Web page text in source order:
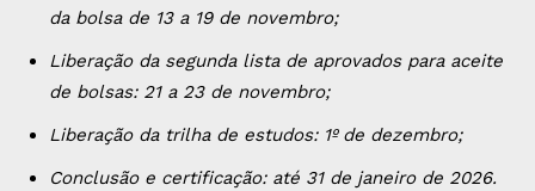
da bolsa de 13 a 19 de novembro;
Liberação da segunda lista de aprovados para aceite
de bolsas: 21 a 23 de novembro;
Liberação da trilha de estudos: 1º de dezembro;
Conclusão e certificação: até 31 de janeiro de 2026.